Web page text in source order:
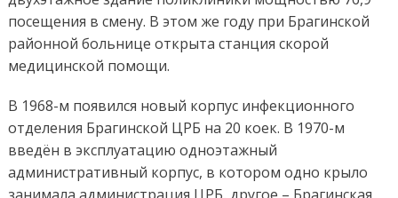
посещения в смену. В этом же году при Брагинской
районной больнице открыта станция скорой
медицинской помощи.
В 1968-м появился новый корпус инфекционного
отделения Брагинской ЦРБ на 20 коек. В 1970-м
введён в эксплуатацию одноэтажный
административный корпус, в котором одно крыло